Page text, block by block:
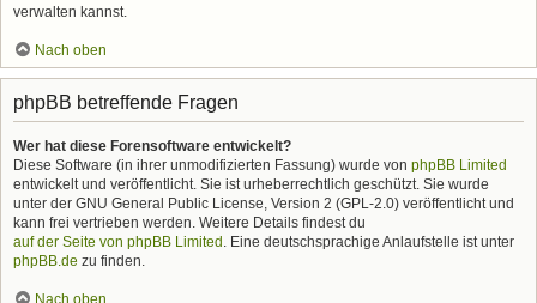
verwalten kannst.
Nach oben
phpBB betreffende Fragen
Wer hat diese Forensoftware entwickelt?
Diese Software (in ihrer unmodifizierten Fassung) wurde von phpBB Limited
entwickelt und veröffentlicht. Sie ist urheberrechtlich geschützt. Sie wurde
unter der GNU General Public License, Version 2 (GPL-2.0) veröffentlicht und
kann frei vertrieben werden. Weitere Details findest du
auf der Seite von phpBB Limited . Eine deutschsprachige Anlaufstelle ist unter
phpBB.de zu finden.
Nach oben